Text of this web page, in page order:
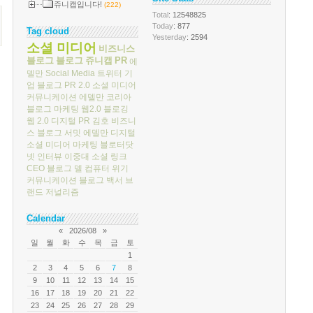
쥬니캡입니다! (222)
Tag cloud
소셜 미디어 비즈니스
블로그 블로그 쥬니캡 PR 에
델만 Social Media 트위터 기
업 블로그 PR 2.0 소셜 미디어
커뮤니케이션 에델만 코리아
블로그 마케팅 웹2.0 블로깅
웹 2.0 디지털 PR 김호 비즈니
스 블로그 서밋 에델만 디지털
소셜 미디어 마케팅 블로터닷
넷 인터뷰 이중대 소셜 링크
CEO 블로그 델 컴퓨터 위기
커뮤니케이션 블로그 백서 브
랜드 저널리즘
Calendar
« 2026/08
»
일
월 화 수 목 금
토
1
2
3 4 5 6 7
8
9
10 11 12 13 14
15
16
17 18 19 20 21
22
23
24 25 26 27 28 29
Total: 12548825
Today: 877
Yesterday: 2594